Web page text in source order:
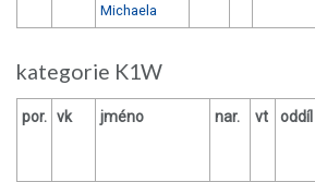
Michaela
kategorie K1W
por. vk jméno nar. vt oddíl